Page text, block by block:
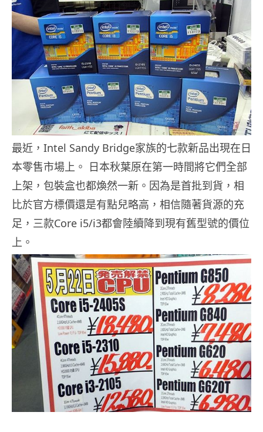
最近，Intel Sandy Bridge家族的七款新品出現在日
本零售市場上。 日本秋葉原在第一時間將它們全部
上架，包裝盒也都煥然一新。因為是首批到貨，相
比於官方標價還是有點兒略高，相信隨著貨源的充
足，三款Core i5/i3都會陸續降到現有舊型號的價位
上。